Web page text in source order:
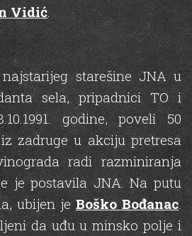
Vidić
starešine JNA u
sela, pripadnici TO i
godine, poveli 50
zadruge u akciju pretresa
radi razminiranja
je postavila JNA. Na putu
ubijen je Boško Bođanac
da uđu u minsko polje i